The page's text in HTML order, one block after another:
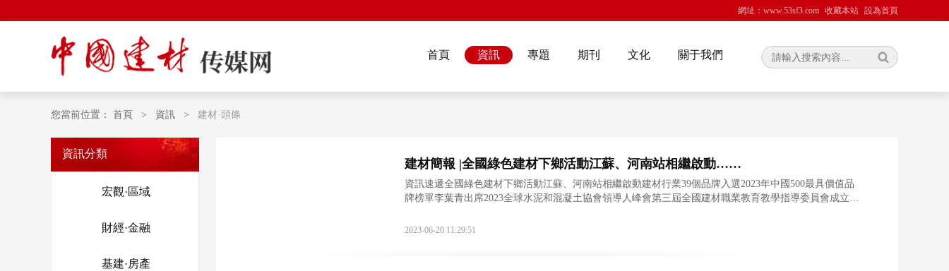
網址：www.53sf3.com 收藏本站 設為首頁
首頁 資訊 專題 期刊 文化 關于我們
您當前位置： 首頁 > 資訊 > 建材·頭條
資訊分類
宏觀·區域
財經·金融
基建·房產
建材簡報 |全國綠色建材下鄉活動江蘇、河南站相繼啟動……
資訊速遞全國綠色建材下鄉活動江蘇、河南站相繼啟動建材行業39個品牌入選2023年中國500最具價值品
牌榜單李葉青出席2023全球水泥和混凝土協會領導人峰會第三屆全國建材職業教育教學指導委員會成立西
2023-06-20 11:29:51